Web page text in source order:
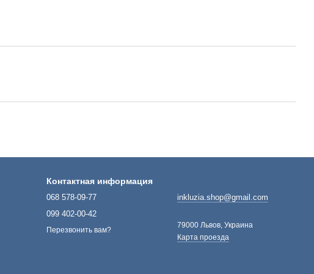
Контактная информация
068 578-09-77
099 402-00-42
Перезвонить вам?
inkluzia.shop@gmail.com
79000 Львов, Украина
Карта проезда